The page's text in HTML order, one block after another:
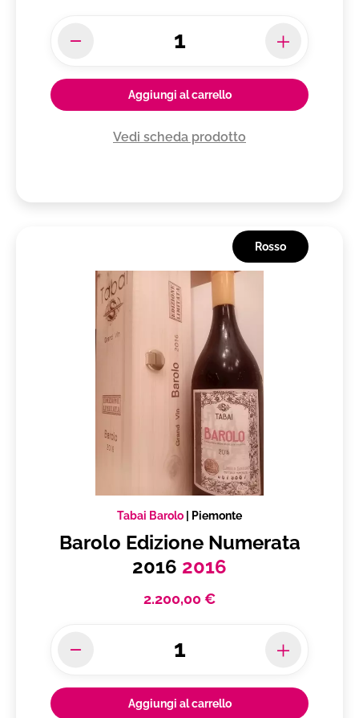
Aggiungi al carrello
Vedi scheda prodotto
Rosso
Tabai Barolo Piemonte
Barolo Edizione Numerata
2016 2016
2.200,00 €
Aggiungi al carrello